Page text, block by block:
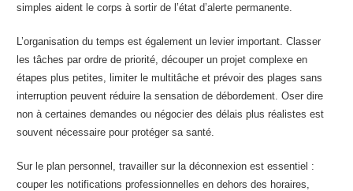
simples aident le corps à sortir de l’état d’alerte permanente.
L’organisation du temps est également un levier important. Classer
les tâches par ordre de priorité, découper un projet complexe en
étapes plus petites, limiter le multitâche et prévoir des plages sans
interruption peuvent réduire la sensation de débordement. Oser dire
non à certaines demandes ou négocier des délais plus réalistes est
souvent nécessaire pour protéger sa santé.
Sur le plan personnel, travailler sur la déconnexion est essentiel :
couper les notifications professionnelles en dehors des horaires,